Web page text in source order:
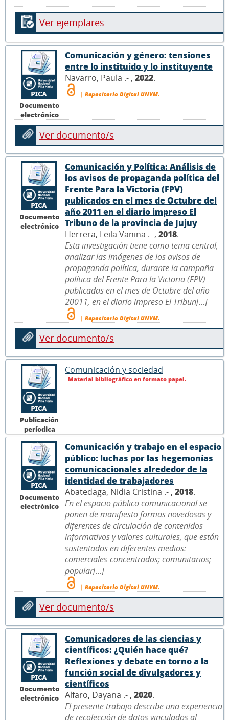
Ver ejemplares
Documento
electrónico
Comunicación y género: tensiones
entre lo instituido y lo instituyente
Navarro, Paula .- , 2022.
| Repositorio Digital UNVM.
Ver documento/s
Documento
electrónico
Comunicación y Política: Análisis de
los avisos de propaganda política del
Frente Para la Victoria (FPV)
publicados en el mes de Octubre del
año 2011 en el diario impreso El
Tribuno de la provincia de Jujuy
Herrera, Leila Vanina .- , 2018.
Esta investigación tiene como tema central,
analizar las imágenes de los avisos de
propaganda política, durante la campaña
política del Frente Para la Victoria (FPV)
publicadas en el mes de Octubre del año
20011, en el diario impreso El Tribun[...]
| Repositorio Digital UNVM.
Ver documento/s
Publicación
períodica
Comunicación y sociedad
Material bibliográfico en formato papel.
Documento
electrónico
Comunicación y trabajo en el espacio
público: luchas por las hegemonías
comunicacionales alrededor de la
identidad de trabajadores
Abatedaga, Nidia Cristina .- , 2018.
En el espacio público comunicacional se
ponen de manifiesto formas novedosas y
diferentes de circulación de contenidos
informativos y valores culturales, que están
sustentados en diferentes medios:
comerciales-concentrados; comunitarios;
popular[...]
| Repositorio Digital UNVM.
Ver documento/s
Documento
electrónico
Comunicadores de las ciencias y
científicos: ¿Quién hace qué?
Reflexiones y debate en torno a la
función social de divulgadores y
científicos
Alfaro, Dayana .- , 2020.
El presente trabajo describe una experiencia
de recolección de datos vinculados al